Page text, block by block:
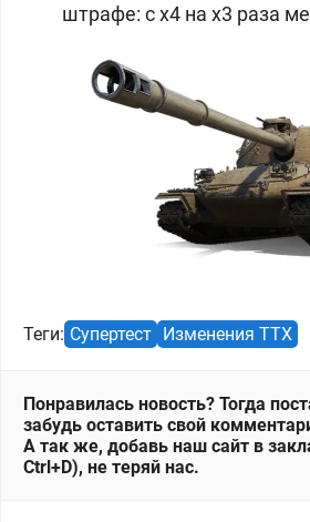
штрафе: с x4 на х3 раза
Теги: Супертест Изменения ТТХ
Понравилась новость? Тогда
забудь оставить свой
А так же, добавь наш сайт в
Ctrl+D), не теряй нас.